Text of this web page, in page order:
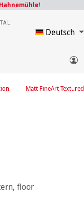
Deutsch
Matt FineArt Textured